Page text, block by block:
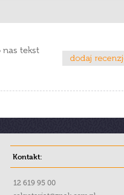
nas tekst
Kontakt:
12 619 95 00